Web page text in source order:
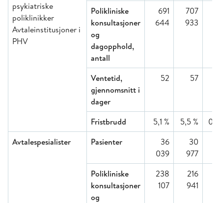
psykiatriske
poliklinikker
Avtaleinstitusjoner i
PHV
Polikliniske
konsultasjoner
og
dagopphold,
antall
691
644
707
933
Ventetid,
gjennomsnitt i
dager
52 57
Fristbrudd 5,1 % 5,5 %
Avtalespesialister
Pasienter
36
039
30
977
Polikliniske
konsultasjoner
og
238
107
216
941